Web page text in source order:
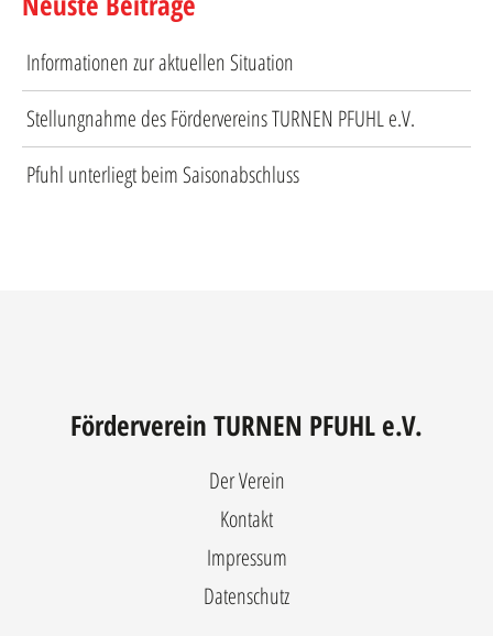
Informationen zur aktuellen Situation
Stellungnahme des Fördervereins TURNEN PFUHL e.V.
Pfuhl unterliegt beim Saisonabschluss
Förderverein TURNEN PFUHL e.V.
Der Verein
Kontakt
Impressum
Datenschutz